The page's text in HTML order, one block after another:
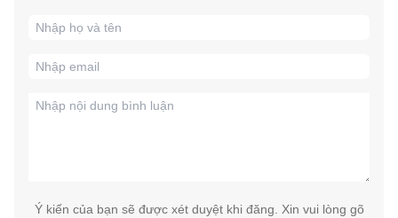
Ý kiến của bạn sẽ được xét duyệt khi đăng. Xin vui lòng gõ